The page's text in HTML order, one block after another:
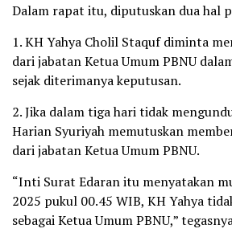
Dalam rapat itu, diputuskan dua hal
1. KH Yahya Cholil Staquf diminta
dari jabatan Ketua Umum PBNU
sejak diterimanya keputusan.
2. Jika dalam tiga hari tidak
Harian Syuriyah memutuskan
dari jabatan Ketua Umum PBNU.
“Inti Surat Edaran itu menyatakan
2025 pukul 00.45 WIB, KH Yahya
sebagai Ketua Umum PBNU,”